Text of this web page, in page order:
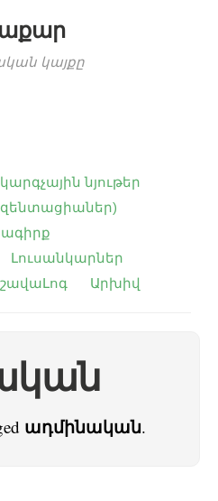
կայքը
նյութեր
Լուսանկարներ
Արխիվ
ադմինական.